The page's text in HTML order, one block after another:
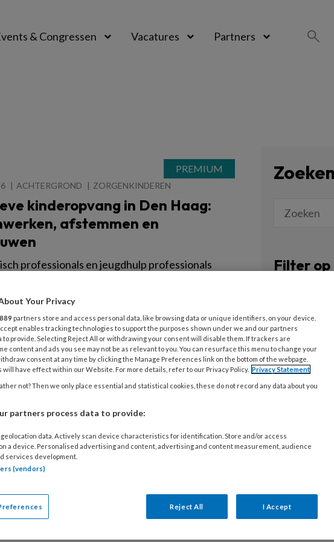
& Congressen Vacatures Partners
ACHTERGROND ZORGENKINDEREN
kinderopvang in Den Haag:
afstemmen en
professionals en jeugdhulp professionals
Inclusieve kinderopvang is het gezamenlijke
ernaartoe is uitdagend, maar levert de
én de kinderen veel op.
NIEUWS ZORGENKINDEREN
Anja Booi: ‘De term
Anja Booi is kritisch op de term
tekortschiet.
Filter
activiteiten
adhd
Toon
Your Privacy
889 partners store and access personal data, like browsing data or unique identifiers, on your device.
enables tracking technologies to support the purposes shown under we and our partners
to provide. Selecting Reject All or withdrawing your consent will disable them. If trackers are
content and ads you see may not be as relevant to you. You can resurface this menu to change your
consent at any time by clicking the Manage Preferences link on the bottom of the webpage.
will have effect within our Website. For more details, refer to our Privacy Policy. Privacy Statement
not? Then we only place essential and statistical cookies, these do not record any data about you
partners process data to provide:
data. Actively scan device characteristics for identification. Store and/or access
a device. Personalised advertising and content, advertising and content measurement, audience
services development.
(vendors)
Reject All I Accept